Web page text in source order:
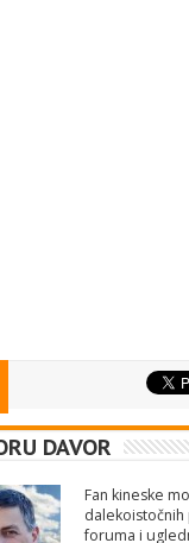
DAVOR
Fan kineske
dalekoistočnih
foruma i